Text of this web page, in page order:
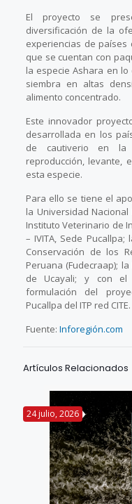
El proyecto se
diversificación de la
experiencias de países
que se cuentan con
la especie Ashara en
siembra en altas
alimento concentrado.
Este innovador
desarrollada en los
de cautiverio en la
reproducción, levante,
esta especie.
Para ello se tiene el
la Universidad
Instituto Veterinario de
– IVITA, Sede
Conservación de los
Peruana (Fudecraap);
de Ucayali; y con el
formulación del
Pucallpa del ITP red CITE.
Fuente: Inforegión.com
Artículos Relacionados
24 julio, 2026